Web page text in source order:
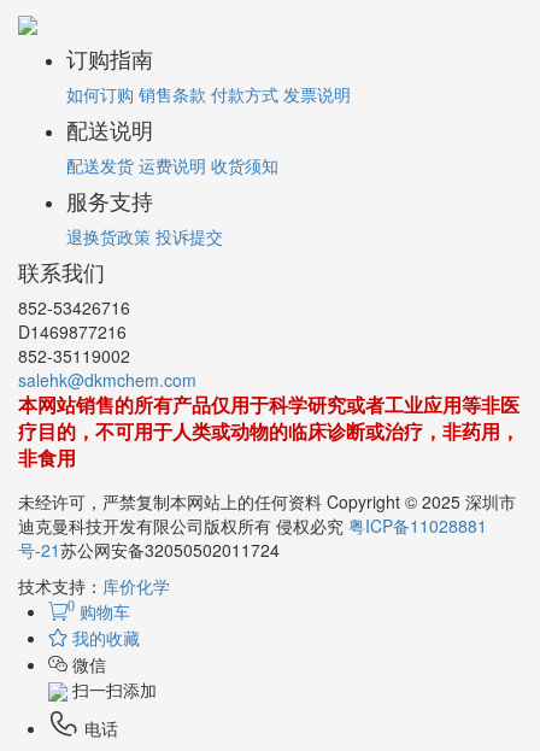
订购指南
如何订购 销售条款 付款方式 发票说明
配送说明
配送发货 运费说明 收货须知
服务支持
退换货政策 投诉提交
联系我们
852-53426716
D1469877216
852-35119002
salehk@dkmchem.com
本网站销售的所有产品仅用于科学研究或者工业应用等非医
疗目的，不可用于人类或动物的临床诊断或治疗，非药用，
非食用
未经许可，严禁复制本网站上的任何资料 Copyright © 2025 深圳市
迪克曼科技开发有限公司版权所有 侵权必究 粤ICP备11028881
号-21苏公网安备32050502011724
技术支持： 库价化学
0 购物车
我的收藏
微信
扫一扫添加
电话